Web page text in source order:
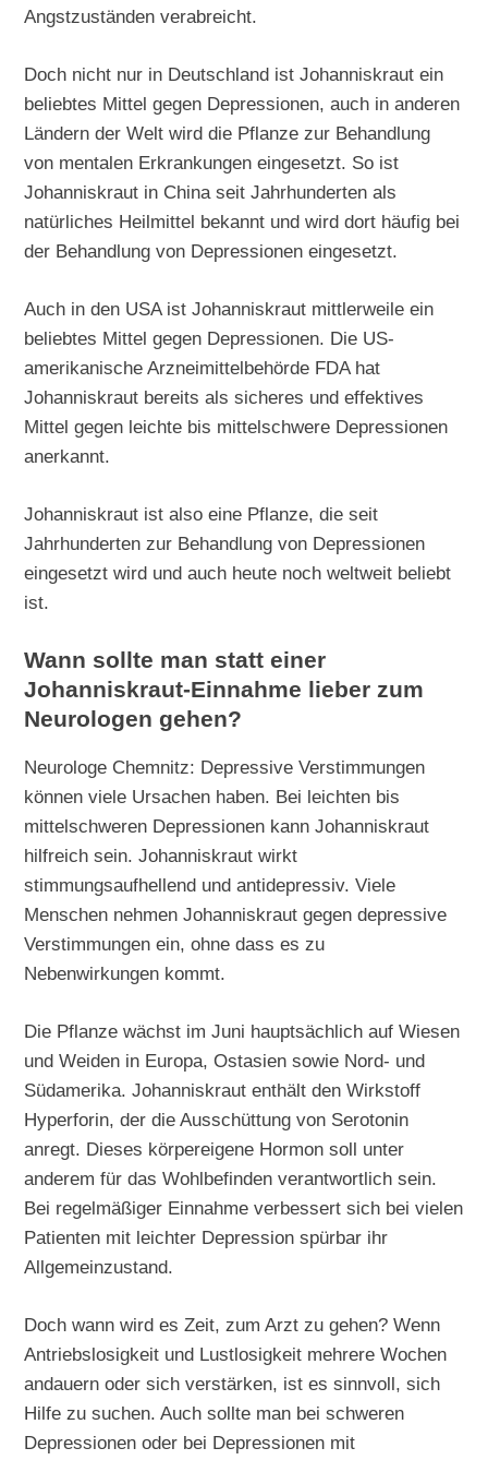
Angstzuständen verabreicht.
Doch nicht nur in Deutschland ist Johanniskraut ein
beliebtes Mittel gegen Depressionen, auch in anderen
Ländern der Welt wird die Pflanze zur Behandlung
von mentalen Erkrankungen eingesetzt. So ist
Johanniskraut in China seit Jahrhunderten als
natürliches Heilmittel bekannt und wird dort häufig bei
der Behandlung von Depressionen eingesetzt.
Auch in den USA ist Johanniskraut mittlerweile ein
beliebtes Mittel gegen Depressionen. Die US-
amerikanische Arzneimittelbehörde FDA hat
Johanniskraut bereits als sicheres und effektives
Mittel gegen leichte bis mittelschwere Depressionen
anerkannt.
Johanniskraut ist also eine Pflanze, die seit
Jahrhunderten zur Behandlung von Depressionen
eingesetzt wird und auch heute noch weltweit beliebt
ist.
Wann sollte man statt einer
Johanniskraut-Einnahme lieber zum
Neurologen gehen?
Neurologe Chemnitz: Depressive Verstimmungen
können viele Ursachen haben. Bei leichten bis
mittelschweren Depressionen kann Johanniskraut
hilfreich sein. Johanniskraut wirkt
stimmungsaufhellend und antidepressiv. Viele
Menschen nehmen Johanniskraut gegen depressive
Verstimmungen ein, ohne dass es zu
Nebenwirkungen kommt.
Die Pflanze wächst im Juni hauptsächlich auf Wiesen
und Weiden in Europa, Ostasien sowie Nord- und
Südamerika. Johanniskraut enthält den Wirkstoff
Hyperforin, der die Ausschüttung von Serotonin
anregt. Dieses körpereigene Hormon soll unter
anderem für das Wohlbefinden verantwortlich sein.
Bei regelmäßiger Einnahme verbessert sich bei vielen
Patienten mit leichter Depression spürbar ihr
Allgemeinzustand.
Doch wann wird es Zeit, zum Arzt zu gehen? Wenn
Antriebslosigkeit und Lustlosigkeit mehrere Wochen
andauern oder sich verstärken, ist es sinnvoll, sich
Hilfe zu suchen. Auch sollte man bei schweren
Depressionen oder bei Depressionen mit